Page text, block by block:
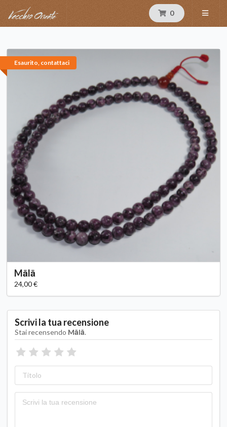
0
Esaurito, contattaci
Mālā
24,00 €
Scrivi la tua recensione
Stai recensendo Mālā.